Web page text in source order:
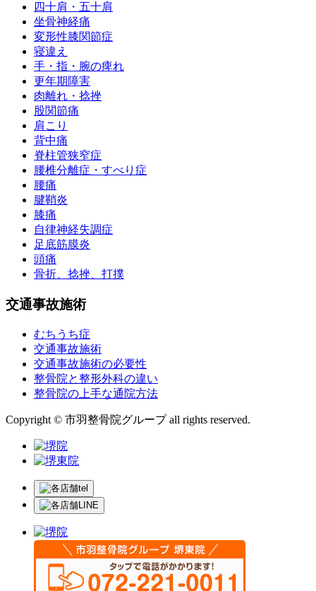
四十肩・五十肩
坐骨神経痛
変形性膝関節症
寝違え
手・指・腕の痺れ
更年期障害
肉離れ・捻挫
股関節痛
肩こり
背中痛
脊柱管狭窄症
腰椎分離症・すべり症
腰痛
腱鞘炎
膝痛
自律神経失調症
足底筋膜炎
頭痛
骨折、捻挫、打撲
交通事故施術
むちうち症
交通事故施術
交通事故施術の必要性
整骨院と整形外科の違い
整骨院の上手な通院方法
Copyright © 市羽整骨院グループ all rights reserved.